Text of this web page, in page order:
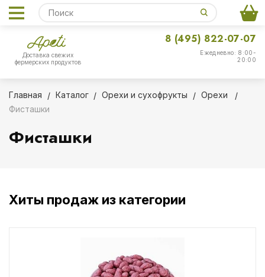
Доставка свежих
фермерских продуктов
Ежедневно: 8:00-
20:00
8 (495) 822-07-07
Главная Каталог Орехи и сухофрукты
Орехи
Фисташки
Фисташки
Хиты продаж из категории